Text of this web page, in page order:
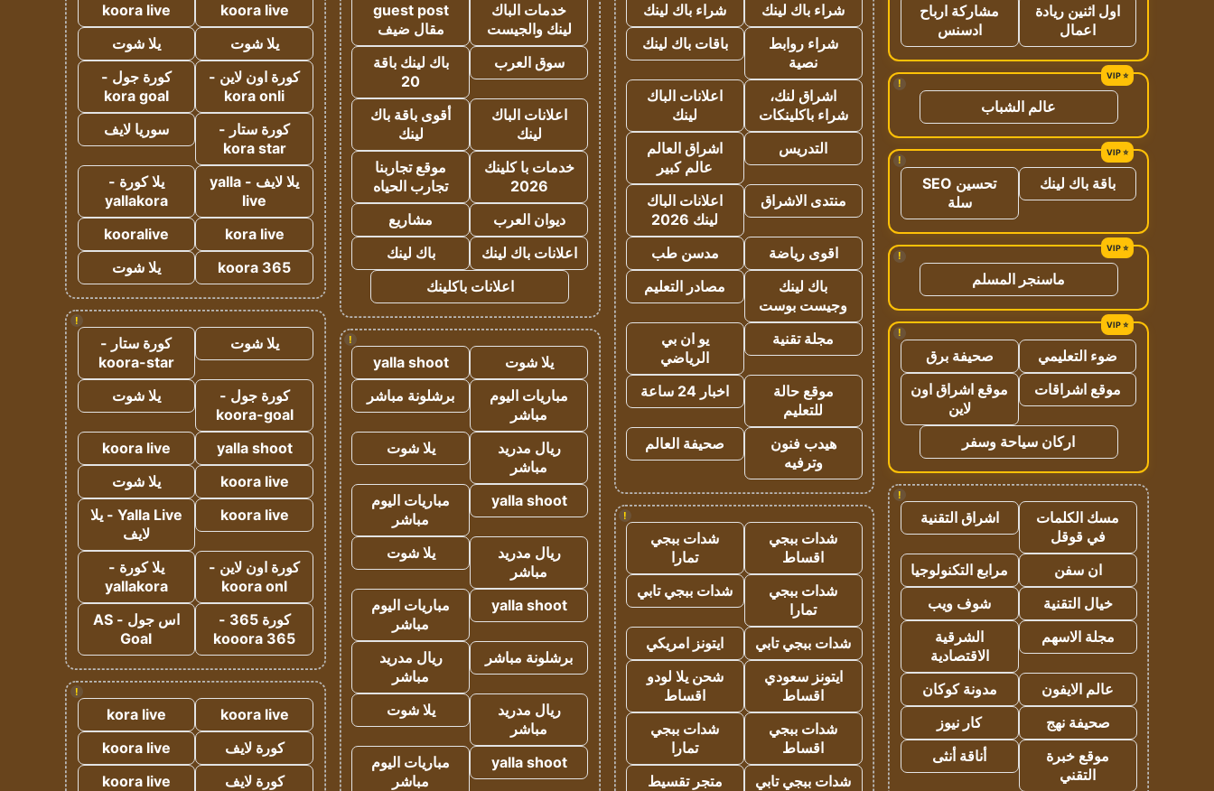
اول اثنين ريادة
اعمال
مشاركة ارباح
ادسنس
!
عالم الشباب
!
باقة باك لينك
تحسين SEO
سلة
!
ماسنجر المسلم
!
ضوء التعليمي
صحيفة برق
موقع اشراقات
موقع اشراق اون
لاين
اركان سياحة وسفر
!
مسك الكلمات
في قوقل
اشراق التقنية
ان سفن
مرابع التكنولوجيا
خيال التقنية
شوف ويب
مجلة الاسهم
الشرقية
الاقتصادية
عالم الايفون
مدونة كوكان
صحيفة نهج
كار نيوز
موقع خبرة
التقني
أناقة أنثى
شراء باك لينك
شراء باك لينك
شراء روابط
نصية
باقات باك لينك
اشراق لنك،
شراء باكلينكات
اعلانات الباك
لينك
التدريس
اشراق العالم
عالم كبير
منتدى الاشراق
اعلانات الباك
لينك 2026
اقوى رياضة
مدسن طب
باك لينك
وجيست بوست
مصادر التعليم
مجلة تقنية
يو ان بي
الرياضي
موقع حالة
للتعليم
اخبار 24 ساعة
هيدب فنون
وترفيه
صحيفة العالم
!
شدات ببجي
اقساط
شدات ببجي
تمارا
شدات ببجي
تمارا
شدات ببجي تابي
شدات ببجي تابي
ايتونز امريكي
ايتونز سعودي
اقساط
شحن يلا لودو
اقساط
شدات ببجي
اقساط
شدات ببجي
تمارا
شدات ببجي تابي
متجر تقسيط
خدمات الباك
لينك والجيست
guest post
مقال ضيف
سوق العرب
باك لينك باقة
20
اعلانات الباك
لينك
أقوى باقة باك
لينك
خدمات با كلينك
2026
موقع تجاربنا
تجارب الحياه
ديوان العرب
مشاريع
اعلانات باك لينك
باك لينك
اعلانات باكلينك
!
يلا شوت
yalla shoot
مباريات اليوم
مباشر
برشلونة مباشر
ريال مدريد
مباشر
يلا شوت
yalla shoot
مباريات اليوم
مباشر
ريال مدريد
مباشر
يلا شوت
yalla shoot
مباريات اليوم
مباشر
برشلونة مباشر
ريال مدريد
مباشر
ريال مدريد
مباشر
يلا شوت
yalla shoot
مباريات اليوم
مباشر
koora live
koora live
يلا شوت
يلا شوت
كورة اون لاين -
kora onli
كورة جول -
kora goal
كورة ستار -
kora star
سوريا لايف
يلا لايف - yalla
live
يلا كورة -
yallakora
kora live
kooralive
koora 365
يلا شوت
!
يلا شوت
كورة ستار -
koora-star
كورة جول -
koora-goal
يلا شوت
yalla shoot
koora live
koora live
يلا شوت
koora live
Yalla Live - يلا
لايف
كورة اون لاين -
koora onl
يلا كورة -
yallakora
كورة 365 -
kooora 365
اس جول - AS
Goal
!
koora live
kora live
كورة لايف
koora live
كورة لايف
koora live